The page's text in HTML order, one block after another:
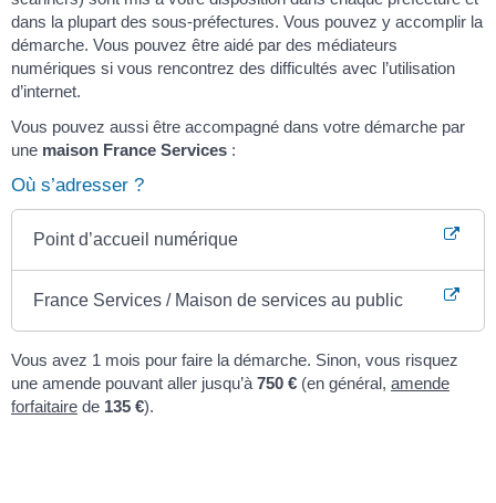
dans la plupart des sous-préfectures. Vous pouvez y accomplir la
démarche. Vous pouvez être aidé par des médiateurs
numériques si vous rencontrez des difficultés avec l’utilisation
d’internet.
Vous pouvez aussi être accompagné dans votre démarche par
une maison France Services :
Où s’adresser ?
Point d’accueil numérique
France Services / Maison de services au public
Vous avez 1 mois pour faire la démarche. Sinon, vous risquez
une amende pouvant aller jusqu’à 750 € (en général, amende
forfaitaire de 135 €).